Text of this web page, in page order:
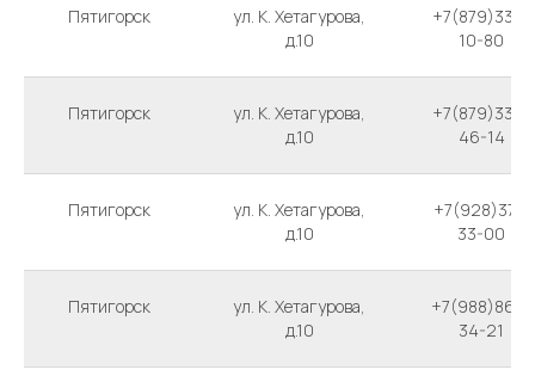
Пятигорск
ул. К. Хетагурова,
д.10
+7(879)339-
10-80
Пятигорск
ул. К. Хетагурова,
д.10
+7(879)339-
46-14
Пятигорск
ул. К. Хетагурова,
д.10
+7(928)371-
33-00
Пятигорск
ул. К. Хетагурова,
д.10
+7(988)866-
34-21